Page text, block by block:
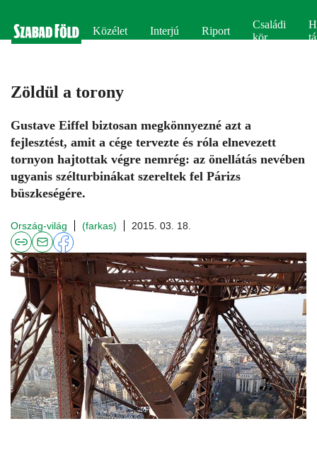
Közélet Interjú Riport
Családi
kör
Zöldül a torony
Gustave Eiffel biztosan megkönnyezné azt a
fejlesztést, amit a cége tervezte és róla elnevezett
tornyon hajtottak végre nemrég: az önellátás nevében
ugyanis szélturbinákat szereltek fel Párizs
büszkeségére.
Ország-világ (farkas) 2015. 03. 18.